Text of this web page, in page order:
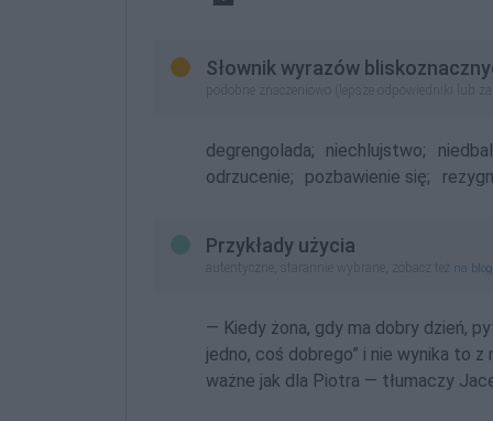
Słownik wyrazów
podobne znaczeniowo (lepsze odpowiedniki lub
degrengolada; niechlujstwo;
odrzucenie;
pozbawienie się;
Przykłady użycia
autentyczne, starannie wybrane, zobacz też na
— Kiedy żona, gdy ma dobry dzień,
jedno, coś dobrego” i nie wynika to z
ważne jak dla Piotra — tłumaczy